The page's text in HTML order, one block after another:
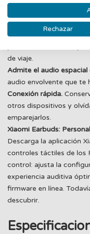
tus dispositivos Android
saber dónde dejaste los
Clasificación IPX4.Deja
de viaje.
Admite el audio espacial
audio envolvente que te
Conexión rápida.
otros dispositivos y
emparejarlos.
Xiaomi Earbuds:
Descarga la aplicación
controles táctiles de los
control: ajusta la
experiencia auditiva
firmware en línea.
descubrir.
Rechazar